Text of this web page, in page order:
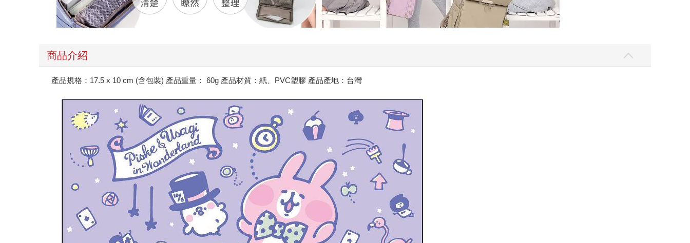
商品介紹
產品規格：17.5 x 10 cm (含包裝) 產品重量： 60g 產品材質：紙、PVC塑膠 產品產地：台灣